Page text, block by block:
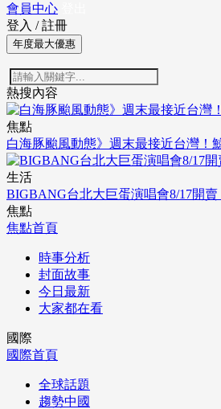
會員中心
登入 / 註冊
年度最大優惠
熱搜內容
焦點
白海豚颱風動態》週末最接近台灣！
生活
BIGBANG台北大巨蛋演唱會8/17開
焦點
焦點首頁
時事分析
封面故事
今日最新
大家都在看
國際
國際首頁
全球話題
趨勢中國